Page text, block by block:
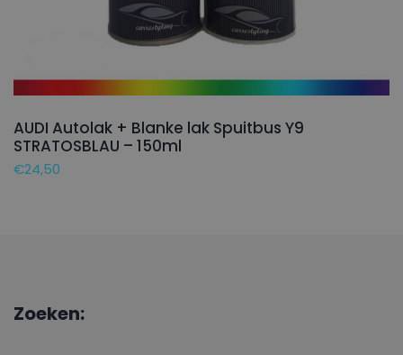
AUDI Autolak + Blanke lak Spuitbus Y9
STRATOSBLAU – 150ml
€24,50
Zoeken: